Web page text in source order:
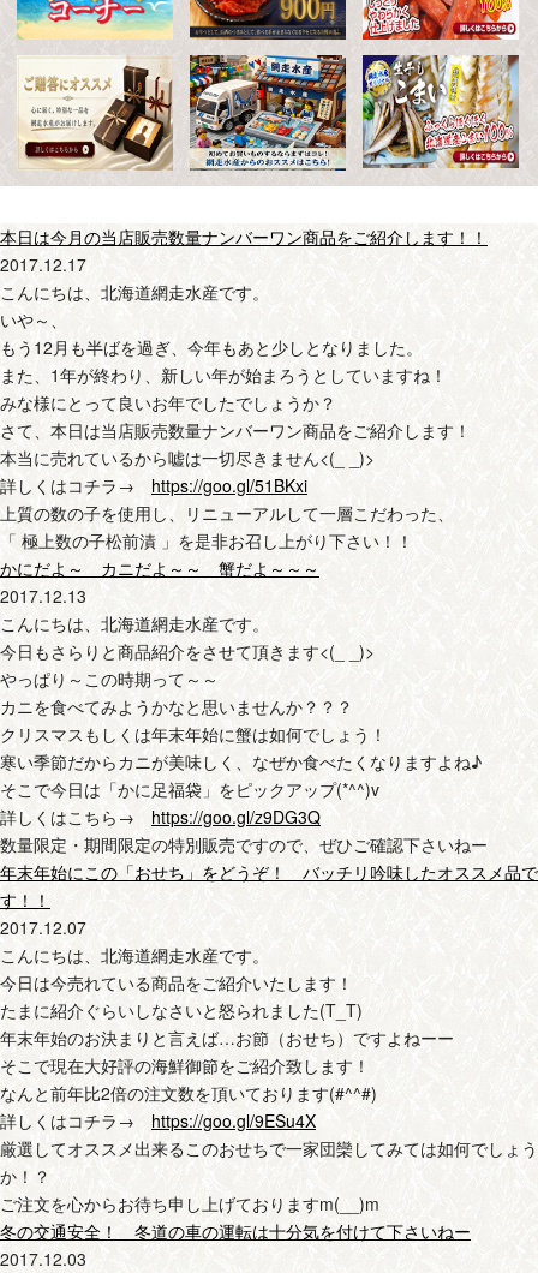
本日は今月の当店販売数量ナンバーワン商品をご紹介します！！
2017.12.17
こんにちは、北海道網走水産です。
いや～、
もう12月も半ばを過ぎ、今年もあと少しとなりました。
また、1年が終わり、新しい年が始まろうとしていますね！
みな様にとって良いお年でしたでしょうか？
さて、本日は当店販売数量ナンバーワン商品をご紹介します！
本当に売れているから嘘は一切尽きません<(_ _)>
詳しくはコチラ→ https://goo.gl/51BKxi
上質の数の子を使用し、リニューアルして一層こだわった、
「 極上数の子松前漬 」を是非お召し上がり下さい！！
かにだよ～ カニだよ～～ 蟹だよ～～～
2017.12.13
こんにちは、北海道網走水産です。
今日もさらりと商品紹介をさせて頂きます<(_ _)>
やっぱり～この時期って～～
カニを食べてみようかなと思いませんか？？？
クリスマスもしくは年末年始に蟹は如何でしょう！
寒い季節だからカニが美味しく、なぜか食べたくなりますよね♪
そこで今日は「かに足福袋」をピックアップ(*^^)v
詳しくはこちら→ https://goo.gl/z9DG3Q
数量限定・期間限定の特別販売ですので、ぜひご確認下さいねー
年末年始にこの「おせち」をどうぞ！ バッチリ吟味したオススメ品で
す！！
2017.12.07
こんにちは、北海道網走水産です。
今日は今売れている商品をご紹介いたします！
たまに紹介ぐらいしなさいと怒られました(T_T)
年末年始のお決まりと言えば…お節（おせち）ですよねーー
そこで現在大好評の海鮮御節をご紹介致します！
なんと前年比2倍の注文数を頂いております(#^^#)
詳しくはコチラ→ https://goo.gl/9ESu4X
厳選してオススメ出来るこのおせちで一家団欒してみては如何でしょう
か！？
ご注文を心からお待ち申し上げておりますm(__)m
冬の交通安全！ 冬道の車の運転は十分気を付けて下さいねー
2017.12.03